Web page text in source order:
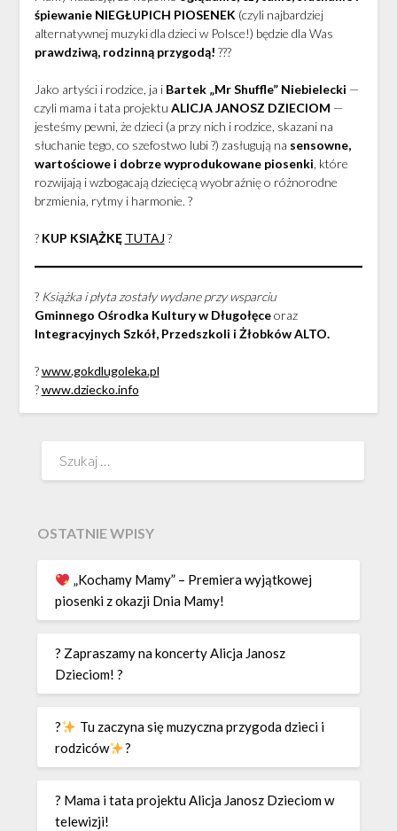
śpiewanie NIEGŁUPICH PIOSENEK (czyli najbardziej
alternatywnej muzyki dla dzieci w Polsce!) będzie dla Was
prawdziwą, rodzinną przygodą! ???
Jako artyści i rodzice, ja i Bartek „Mr Shuffle” Niebielecki —
czyli mama i tata projektu ALICJA JANOSZ DZIECIOM —
jesteśmy pewni, że dzieci (a przy nich i rodzice, skazani na
słuchanie tego, co szefostwo lubi ?) zasługują na sensowne,
wartościowe i dobrze wyprodukowane piosenki, które
rozwijają i wzbogacają dziecięcą wyobraźnię o różnorodne
brzmienia, rytmy i harmonie. ?
? KUP KSIĄŻKĘ TUTAJ ?
? Książka i płyta zostały wydane przy wsparciu
Gminnego Ośrodka Kultury w Długołęceoraz
Integracyjnych Szkół, Przedszkoli i Żłobków ALTO.
?www.gokdlugoleka.pl
?www.dziecko.info
OSTATNIE WPISY
„Kochamy Mamy” – Premiera wyjątkowej
piosenki z okazji Dnia Mamy!
? Zapraszamy na koncerty Alicja Janosz
Dzieciom! ?
?
Tu zaczyna się muzyczna przygoda dzieci i
rodziców
?
? Mama i tata projektu Alicja Janosz Dzieciom w
telewizji!